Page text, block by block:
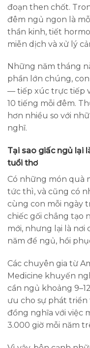
đoạn then chốt.
đêm ngủ ngon là
thần kinh, tiết
miễn dịch và xử lý
Những năm tháng
phần lớn chúng,
— tiếp xúc trực tiếp
10 tiếng mỗi đêm.
hơn nhiều so với
nghĩ.
Tại sao giấc ngủ lại
tuổi thơ
Có những món quà
tức thì, và cũng có
cùng con mỗi ngày
chiếc gối chẳng tạo
mới, nhưng lại là nơi
năm để ngủ, hồi
Các chuyên gia từ
Medicine khuyến
cần ngủ khoảng
ưu cho sự phát triển
đồng nghĩa với việc
3.000 giờ mỗi năm